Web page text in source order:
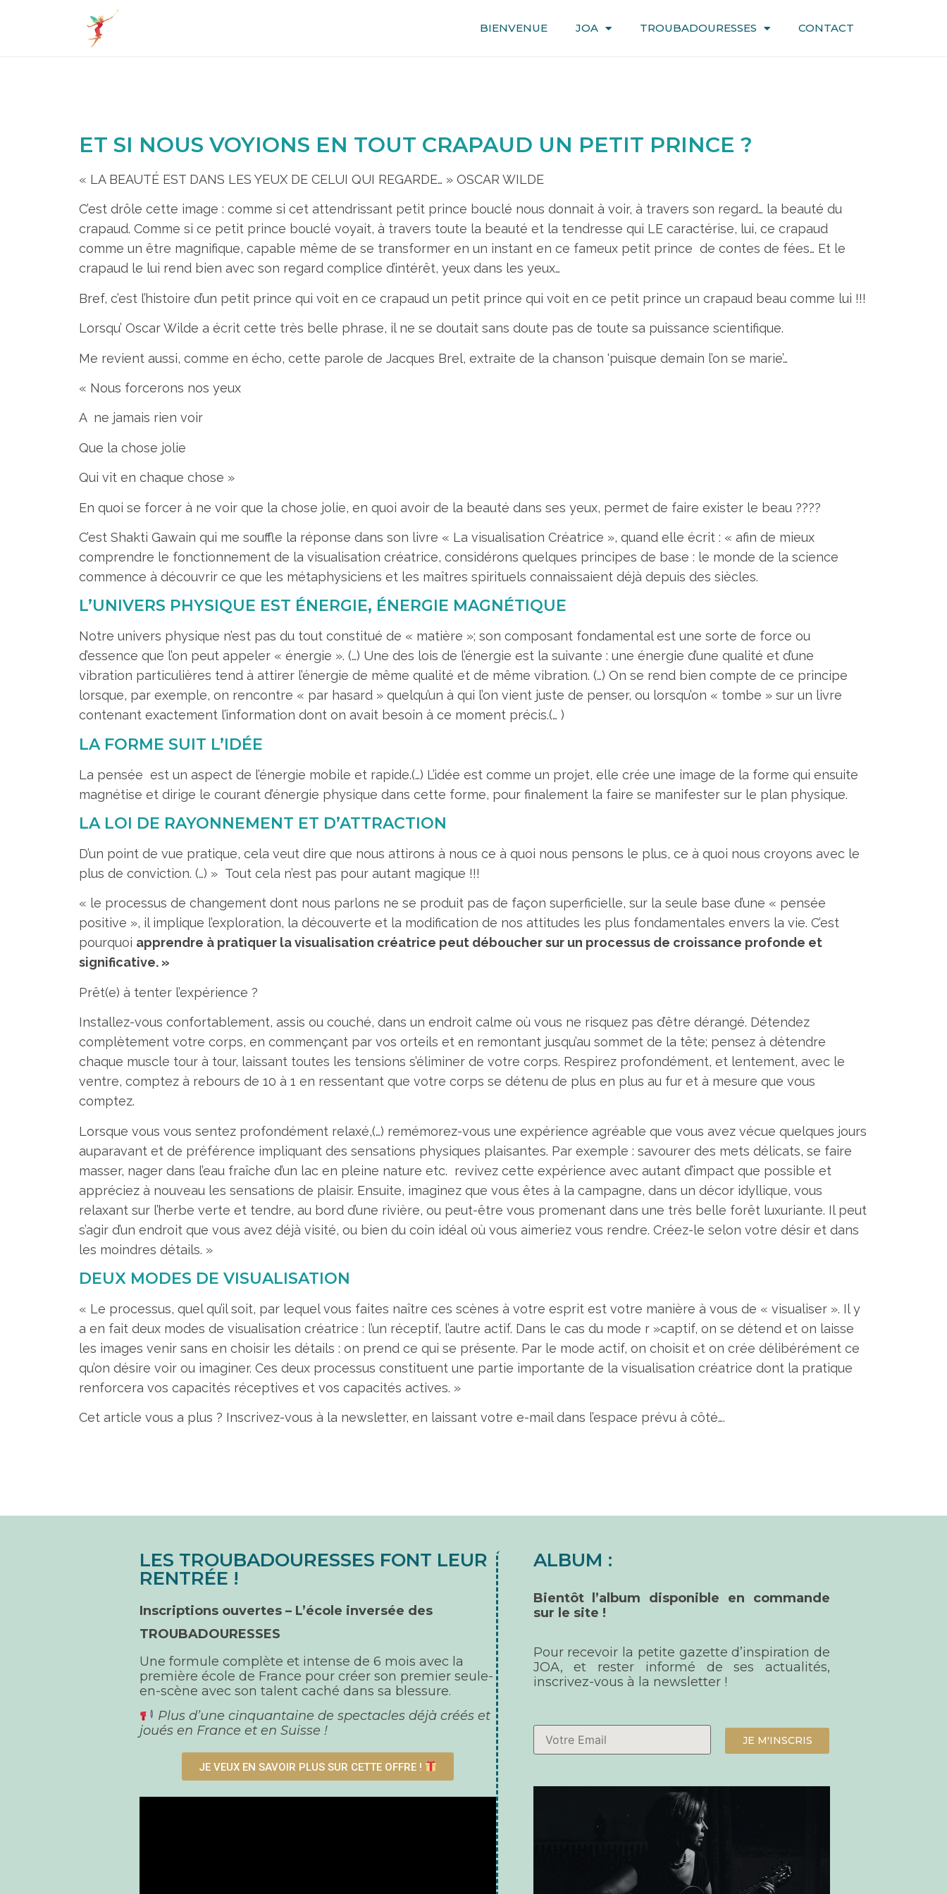
BIENVENUE JOA TROUBADOURESSES CONTACT
ET SI NOUS VOYIONS EN TOUT CRAPAUD UN PETIT PRINCE ?
« LA BEAUTÉ EST DANS LES YEUX DE CELUI QUI REGARDE… » OSCAR WILDE
C’est drôle cette image : comme si cet attendrissant petit prince bouclé nous donnait à voir, à travers son regard… la beauté du
crapaud. Comme si ce petit prince bouclé voyait, à travers toute la beauté et la tendresse qui LE caractérise, lui, ce crapaud
comme un être magnifique, capable même de se transformer en un instant en ce fameux petit prince de contes de fées… Et le
crapaud le lui rend bien avec son regard complice d’intérêt, yeux dans les yeux…
Bref, c’est l’histoire d’un petit prince qui voit en ce crapaud un petit prince qui voit en ce petit prince un crapaud beau comme lui !!!
Lorsqu’ Oscar Wilde a écrit cette très belle phrase, il ne se doutait sans doute pas de toute sa puissance scientifique.
Me revient aussi, comme en écho, cette parole de Jacques Brel, extraite de la chanson ‘puisque demain l’on se marie’…
« Nous forcerons nos yeux
A ne jamais rien voir
Que la chose jolie
Qui vit en chaque chose »
En quoi se forcer à ne voir que la chose jolie, en quoi avoir de la beauté dans ses yeux, permet de faire exister le beau ????
C’est Shakti Gawain qui me souffle la réponse dans son livre « La visualisation Créatrice », quand elle écrit : « afin de mieux
comprendre le fonctionnement de la visualisation créatrice, considérons quelques principes de base : le monde de la science
commence à découvrir ce que les métaphysiciens et les maîtres spirituels connaissaient déjà depuis des siècles.
L’UNIVERS PHYSIQUE EST ÉNERGIE, ÉNERGIE MAGNÉTIQUE
Notre univers physique n’est pas du tout constitué de « matière »; son composant fondamental est une sorte de force ou
d’essence que l’on peut appeler « énergie ». (…) Une des lois de l’énergie est la suivante : une énergie d’une qualité et d’une
vibration particulières tend à attirer l’énergie de même qualité et de même vibration. (…) On se rend bien compte de ce principe
lorsque, par exemple, on rencontre « par hasard » quelqu’un à qui l’on vient juste de penser, ou lorsqu’on « tombe » sur un livre
contenant exactement l’information dont on avait besoin à ce moment précis.(… )
LA FORME SUIT L’IDÉE
La pensée est un aspect de l’énergie mobile et rapide.(…) L’idée est comme un projet, elle crée une image de la forme qui ensuite
magnétise et dirige le courant d’énergie physique dans cette forme, pour finalement la faire se manifester sur le plan physique.
LA LOI DE RAYONNEMENT ET D’ATTRACTION
D’un point de vue pratique, cela veut dire que nous attirons à nous ce à quoi nous pensons le plus, ce à quoi nous croyons avec le
plus de conviction. (…) » Tout cela n’est pas pour autant magique !!!
« le processus de changement dont nous parlons ne se produit pas de façon superficielle, sur la seule base d’une « pensée
positive », il implique l’exploration, la découverte et la modification de nos attitudes les plus fondamentales envers la vie. C’est
pourquoi apprendre à pratiquer la visualisation créatrice peut déboucher sur un processus de croissance profonde et
significative. »
Prêt(e) à tenter l’expérience ?
Installez-vous confortablement, assis ou couché, dans un endroit calme où vous ne risquez pas d’être dérangé. Détendez
complètement votre corps, en commençant par vos orteils et en remontant jusqu’au sommet de la tête; pensez à détendre
chaque muscle tour à tour, laissant toutes les tensions s’éliminer de votre corps. Respirez profondément, et lentement, avec le
ventre, comptez à rebours de 10 à 1 en ressentant que votre corps se détenu de plus en plus au fur et à mesure que vous
comptez.
Lorsque vous vous sentez profondément relaxé,(…) remémorez-vous une expérience agréable que vous avez vécue quelques jours
auparavant et de préférence impliquant des sensations physiques plaisantes. Par exemple : savourer des mets délicats, se faire
masser, nager dans l’eau fraîche d’un lac en pleine nature etc. revivez cette expérience avec autant d’impact que possible et
appréciez à nouveau les sensations de plaisir. Ensuite, imaginez que vous êtes à la campagne, dans un décor idyllique, vous
relaxant sur l’herbe verte et tendre, au bord d’une rivière, ou peut-être vous promenant dans une très belle forêt luxuriante. Il peut
s’agir d’un endroit que vous avez déjà visité, ou bien du coin idéal où vous aimeriez vous rendre. Créez-le selon votre désir et dans
les moindres détails. »
DEUX MODES DE VISUALISATION
« Le processus, quel qu’il soit, par lequel vous faites naître ces scènes à votre esprit est votre manière à vous de « visualiser ». Il y
a en fait deux modes de visualisation créatrice : l’un réceptif, l’autre actif. Dans le cas du mode r »captif, on se détend et on laisse
les images venir sans en choisir les détails : on prend ce qui se présente. Par le mode actif, on choisit et on crée délibérément ce
qu’on désire voir ou imaginer. Ces deux processus constituent une partie importante de la visualisation créatrice dont la pratique
renforcera vos capacités réceptives et vos capacités actives. »
Cet article vous a plus ? Inscrivez-vous à la newsletter, en laissant votre e-mail dans l’espace prévu à côté….
LES TROUBADOURESSES FONT LEUR
RENTRÉE !
Inscriptions ouvertes – L’école inversée des
TROUBADOURESSES
Une formule complète et intense de 6 mois avec la
première école de France pour créer son premier seule-
en-scène avec son talent caché dans sa blessure.
Plus d’une cinquantaine de spectacles déjà créés et
joués en France et en Suisse !
JE VEUX EN SAVOIR PLUS SUR CETTE OFFRE !
ALBUM :
Bientôt l’album disponible en commande
sur le site !
Pour recevoir la petite gazette d’inspiration de
JOA, et rester informé de ses actualités,
inscrivez-vous à la newsletter !
JE M'INSCRIS